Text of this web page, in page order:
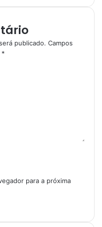
publicado. Campos
*
para a próxima